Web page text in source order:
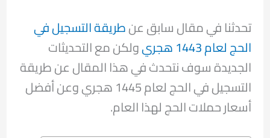
تحدثنا في مقال سابق عنطريقة التسجيل في
الحج لعام 1443 هجري
ولكن مع التحديثات
الجديدة سوف نتحدث في هذا المقال عن طريقة
التسجيل في الحج لعام 1445 هجري وعن أفضل
أسعار حملات الحج لهذا العام.